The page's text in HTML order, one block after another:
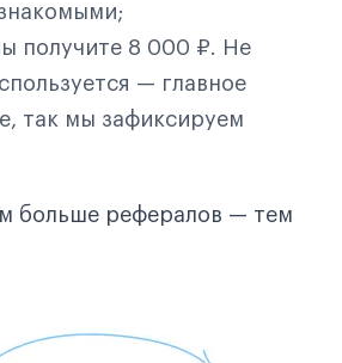
получите 8 000 ₽. Не
— главное
так мы зафиксируем
больше рефералов — тем